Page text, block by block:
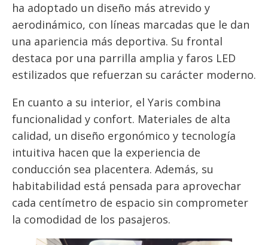
ha adoptado un diseño más atrevido y
aerodinámico, con líneas marcadas que le dan
una apariencia más deportiva. Su frontal
destaca por una parrilla amplia y faros LED
estilizados que refuerzan su carácter moderno.
En cuanto a su interior, el Yaris combina
funcionalidad y confort. Materiales de alta
calidad, un diseño ergonómico y tecnología
intuitiva hacen que la experiencia de
conducción sea placentera. Además, su
habitabilidad está pensada para aprovechar
cada centímetro de espacio sin comprometer
la comodidad de los pasajeros.